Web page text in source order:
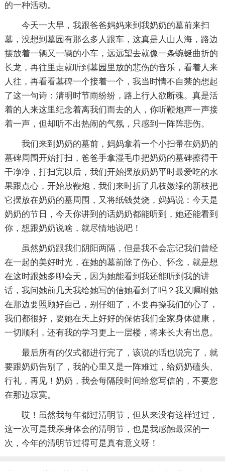
的一种活动。
今天一大早，我跟爸爸妈妈来到我奶奶的墓前来扫
墓，没想到墓园有那么多人跟车，这真是人山人海，路边
摆放着一辆又一辆的小车，远远望去就像一条蜿蜒曲折的
长龙，再往里走就听到墓园里放的悲伤的音乐，看着人来
人往，再看看墓碑一个接着一个，我当时情不自禁的想起
了这一句诗：清明时节雨纷纷，路上行人欲断魂。真是活
着的人来这里纪念着离我们而去的人，你听鞭炮声一声接
着一声，但却听不出热闹的气氛，只感到一阵阵悲伤。
我们来到奶奶的墓前，妈妈拿着一个小扫帚在奶奶的
墓碑周围开始打扫，爸爸手拿湿毛巾把奶奶的墓碑擦得干
干净净，打扫完以后，我们开始摆放奶奶平时最爱吃的水
果跟点心，开始放鞭炮，我们来时折了几枝嫩绿的新枝把
它摆放在奶奶的墓周围，又将纸钱焚烧，妈妈说：今天是
奶奶的节日，今天你讲到的话奶奶都能听到，她还能看到
你，想跟奶奶说啥，就尽情地说吧！
虽然奶奶跟我们阴阳两隔，但是我不会忘记我们曾经
在一起的美好时光，在她的墓前除了伤心、怀念，就是想
在这时跟她多聊会天，因为她能看到我还能听到我的讲
话，我问她前几天我给她写的信她看到了吗？我又嘱咐她
在那边要照顾好自己，别仔细了，不要再操我们的心了，
我们都很好，要她在天上好好的保佑我们全家身体健康，
一切顺利，还有我的学习更上一层楼，将来长大有出息。
最后所有的仪式都进行完了，该说的话也说完了，就
要跟奶奶告别了，我的心里又是一阵难过，给奶奶磕头、
行礼，再见！奶奶，我会每隔段时间给您写信的，不要您
在那边寂寞。
哎！虽然我每年都过清明节，但从来没有这样过过，
这一次可是我亲身体会的清明节，也是我感触最深的一
次，今年的清明节过得可是真有意义呀！